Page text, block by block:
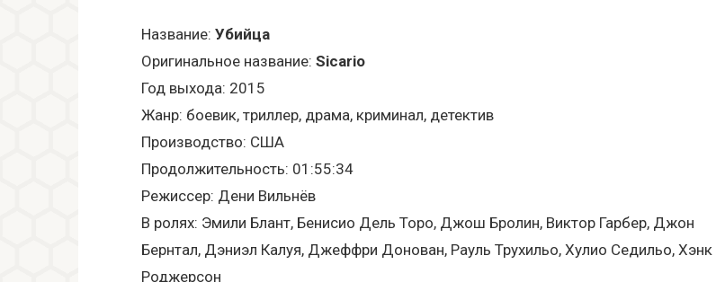
Название: Убийца
Оригинальное название: Sicario
Год выхода: 2015
Жанр: боевик, триллер, драма, криминал, детектив
Производство: США
Продолжительность: 01:55:34
Режиссер: Дени Вильнёв
В ролях: Эмили Блант, Бенисио Дель Торо, Джош Бролин, Виктор Гарбер, Джон
Бернтал, Дэниэл Калуя, Джеффри Донован, Рауль Трухильо, Хулио Седильо, Хэнк
Роджерсон